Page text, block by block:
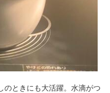
のときにも大活躍。水滴がつ